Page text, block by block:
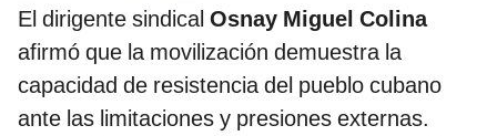
El dirigente sindical Osnay Miguel Colina
afirmó que la movilización demuestra la
capacidad de resistencia del pueblo cubano
ante las limitaciones y presiones externas.